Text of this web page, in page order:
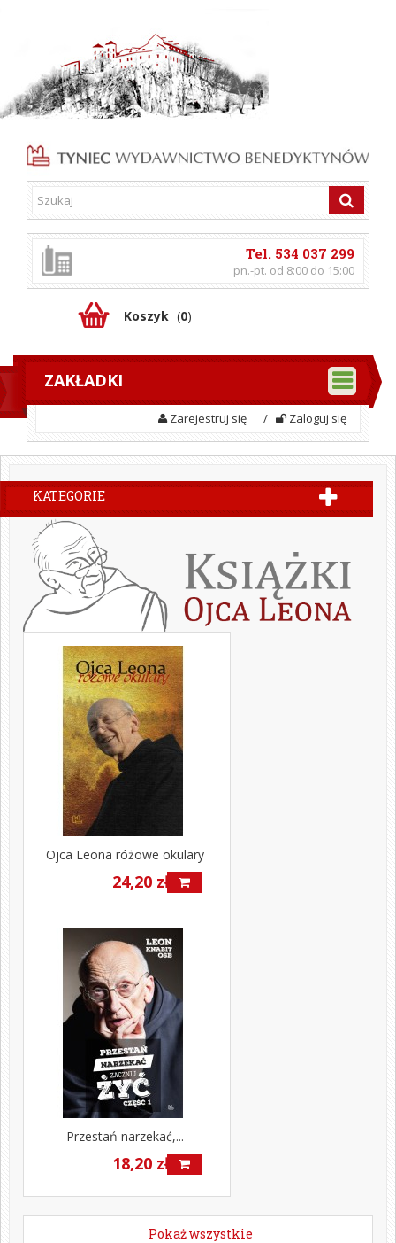
Tel. 534 037 299
pn.-pt. od 8:00 do 15:00
Koszyk (0)
ZAKŁADKI
Zarejestruj się / Zaloguj się
KATEGORIE
Ojca Leona różowe okulary
24,20 zł
Przestań narzekać,...
18,20 zł
Pokaż wszystkie